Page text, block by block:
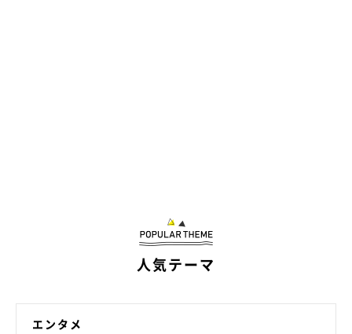
最後に、飼い主さんにとって愛猫との暮らしはどのようなものな
「自分のすべてだと思っています」
今日も、天くんは飼い主さんの横で心地よさそうに寝ているので
しょうね！
人気テーマ
エンタメ